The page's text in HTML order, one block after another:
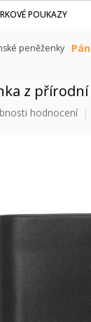
POUKAZY
peněženky
z přírodní
hodnocení